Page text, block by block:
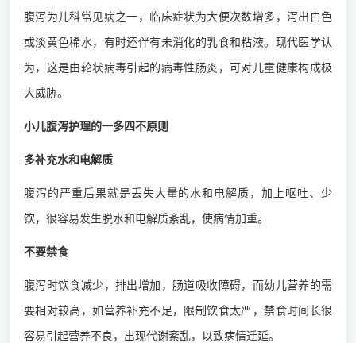
腹泻为儿科常见病之一，临床症状为大便次数增多，泻出白色
或淡黄色稀水，有时还伴有未消化的乳食和粘液。现代医学认
为，这是由轮状病毒引起的病毒性肠炎，可对儿童健康构成极
大威胁。
小儿腹泻护理的一多四不原则
多补充水和电解质
腹泻的严重后果就是丢失大量的水和电解质，加上呕吐、少
饮，很容易发生脱水和电解质紊乱，使病情加重。
不要禁食
腹泻时饮食减少，排出增加，肠道吸收障碍，而幼儿营养的需
要相对较高，如营养补充不足，限制饮食太严，禁食时间长很
容易引起营养不良，出现代谢紊乱，以致病情迁延。